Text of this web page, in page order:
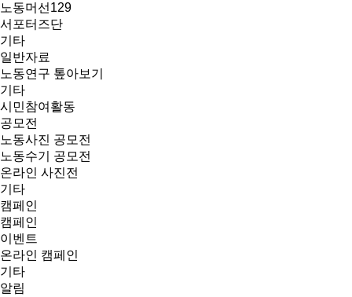
노동머선129
서포터즈단
기타
일반자료
노동연구 톺아보기
기타
시민참여활동
공모전
노동사진 공모전
노동수기 공모전
온라인 사진전
기타
캠페인
캠페인
이벤트
온라인 캠페인
기타
알림